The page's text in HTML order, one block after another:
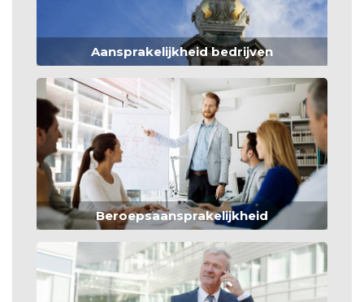
Aansprakelijkheid bedrijven
Beroepsaansprakelijkheid